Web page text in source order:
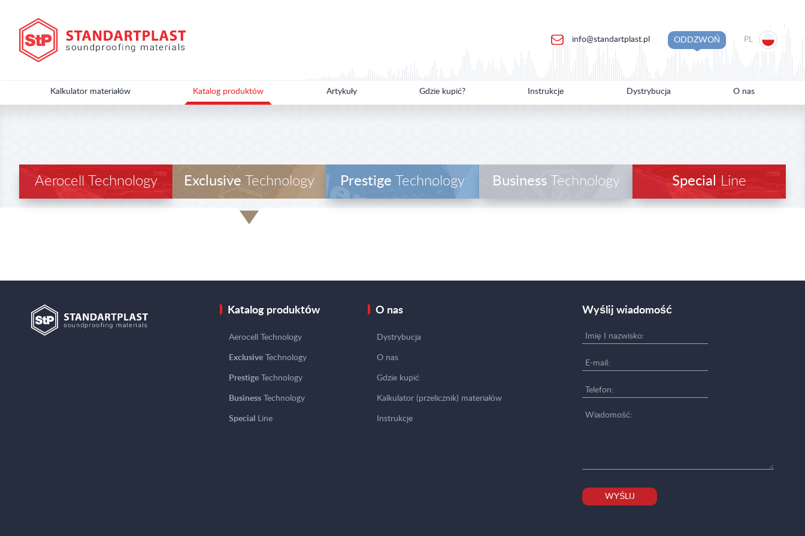
info@standartplast.pl ODDZWOŃ PL
Kalkulator materiałów Katalog produktów Artykuły Gdzie kupić? Instrukcje Dystrybucja O nas
Aerocell Technology Exclusive Technology Prestige Technology BusinessTechnology Special Line
Katalog produktów
Aerocell Technology
ExclusiveTechnology
PrestigeTechnology
BusinessTechnology
Special Line
O nas
Dystrybucja
O nas
Gdzie kupić
Kalkulator (przelicznik) materiałów
Instrukcje
Wyślij wiadomość
WYŚLIJ